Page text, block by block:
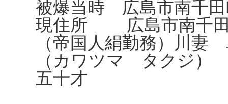
被爆当時 広島市南千
現住所 広島市南千
（帝国人絹勤務）川妻
（カワツマ タクジ）
五十才